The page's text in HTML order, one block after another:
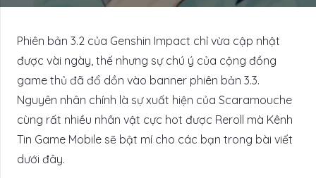
Phiên bản 3.2 của Genshin Impact chỉ vừa cập nhật
được vài ngày, thế nhưng sự chú ý của cộng đồng
game thủ đã đổ dồn vào banner phiên bản 3.3.
Nguyên nhân chính là sự xuất hiện của Scaramouche
cùng rất nhiều nhân vật cực hot được Reroll mà Kênh
Tin Game Mobile sẽ bật mí cho các bạn trong bài viết
dưới đây.